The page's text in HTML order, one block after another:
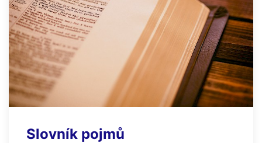
Slovník pojmů